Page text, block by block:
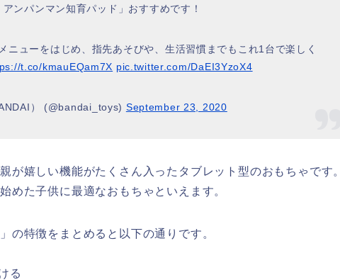
ンパンマン知育パッド」おすすめです！
ニューをはじめ、指先あそびや、生活習慣までもこれ1台で楽しく
t.co/kmauEQam7X pic.twitter.com/DaEI3YzoX4
） (@bandai_toys) September 23, 2020
が嬉しい機能がたくさん入ったタブレット型のおもちゃです。
めた子供に最適なおもちゃといえます。
の特徴をまとめると以下の通りです。
る